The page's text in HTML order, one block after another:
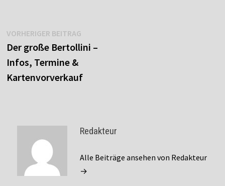
Beitragsnavigation
VORHERIGER BEITRAGVorheriger
Beitrag:
Der große Bertollini –
Infos, Termine &
Kartenvorverkauf
Redakteur
Alle Beiträge ansehen von Redakteur
→